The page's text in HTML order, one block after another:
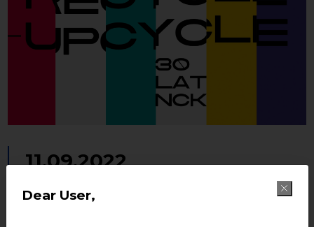
Dear User,
11.09.2022
Recycle-Upcycle. 30 lat NCK –